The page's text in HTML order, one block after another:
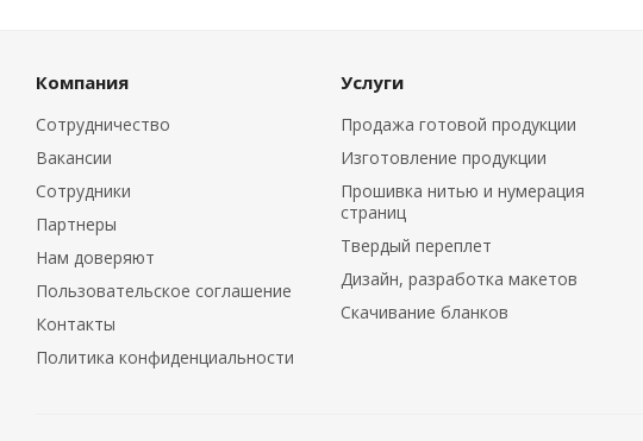
Компания
Сотрудничество
Вакансии
Сотрудники
Партнеры
Нам доверяют
Пользовательское соглашение
Контакты
Политика конфиденциальности
Услуги
Продажа готовой продукции
Изготовление продукции
Прошивка нитью и нумерация
страниц
Твердый переплет
Дизайн, разработка макетов
Скачивание бланков